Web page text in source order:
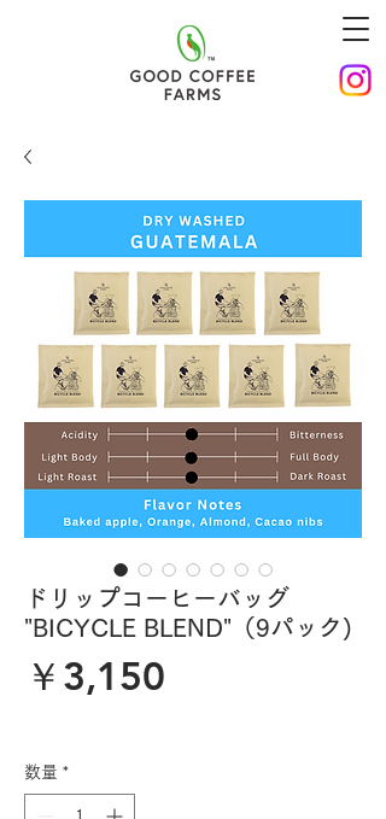
ドリップコーヒーバッグ
"BICYCLE BLEND"（9パック)
￥3,150
数量 *